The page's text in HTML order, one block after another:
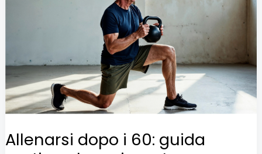
Allenarsi dopo i 60: guida
pratica
al
movimento
per